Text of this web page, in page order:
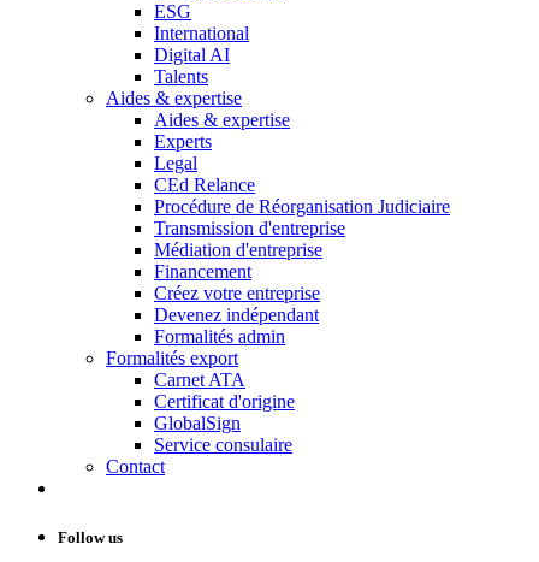
ESG
International
Digital AI
Talents
Aides & expertise
Aides & expertise
Experts
Legal
CEd Relance
Procédure de Réorganisation Judiciaire
Transmission d'entreprise
Médiation d'entreprise
Financement
Créez votre entreprise
Devenez indépendant
Formalités admin
Formalités export
Carnet ATA
Certificat d'origine
GlobalSign
Service consulaire
Contact
Follow us